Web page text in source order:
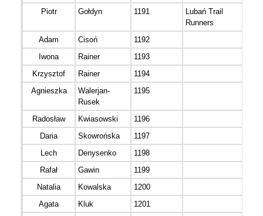
Piotr Gołdyn 1191
Lubań Trail
Runners
Adam Cisoń 1192
Iwona
Rainer 1193
Krzysztof
Rainer 1194
Agnieszka
Walerjan-
Rusek
1195
Radosław Kwiasowski 1196
Daria
Skowrońska 1197
Lech
Denysenko 1198
Rafał
Gawin 1199
Natalia
Kowalska 1200
Agata
Kluk 1201